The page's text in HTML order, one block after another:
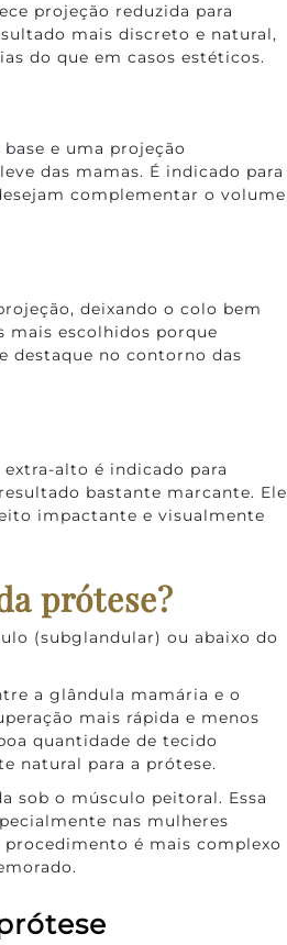
projeção reduzida para
mais discreto e natural,
do que em casos estéticos.
e uma projeção
das mamas. É indicado para
complementar o volume
deixando o colo bem
mais escolhidos porque
destaque no contorno das
alto é indicado para
bastante marcante. Ele
impactante e visualmente
prótese?
(subglandular) ou abaixo do
a glândula mamária e o
mais rápida e menos
quantidade de tecido
natural para a prótese.
sob o músculo peitoral. Essa
nas mulheres
é mais complexo